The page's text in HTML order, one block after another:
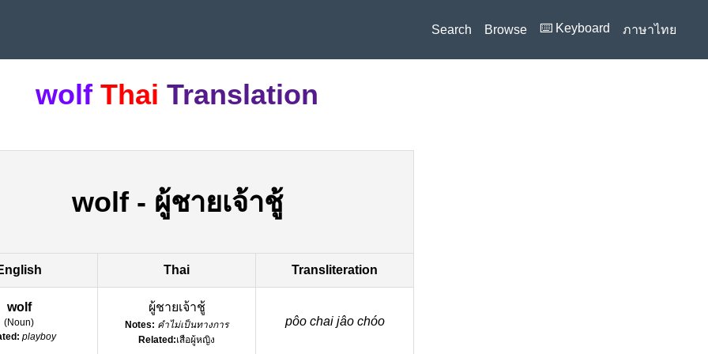
Search Browse ⌨️ Keyboard ภาษาไทย
wolf Thai Translation
wolf- ผู้ชายเจ้าชู้
Thai Transliteration
wolf
(Noun)
playboy
ผู้ชายเจ้าชู้
Notes: คำไม่เป็นทางการ
Related:เสือผู้หญิง
pôo chai jâo chóo